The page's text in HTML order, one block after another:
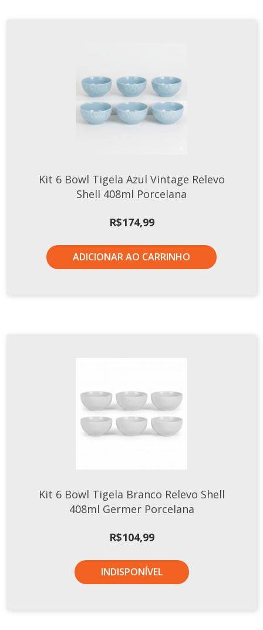
Kit 6 Bowl Tigela Azul Vintage Relevo
Shell 408ml Porcelana
R$174,99
ADICIONAR AO CARRINHO
Kit 6 Bowl Tigela Branco Relevo Shell
408ml Germer Porcelana
R$104,99
INDISPONÍVEL